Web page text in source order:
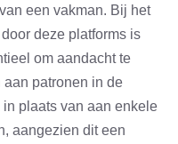
een vakman. Bij het
deze platforms is
om aandacht te
aan patronen in de
in plaats van aan enkele
aangezien dit een